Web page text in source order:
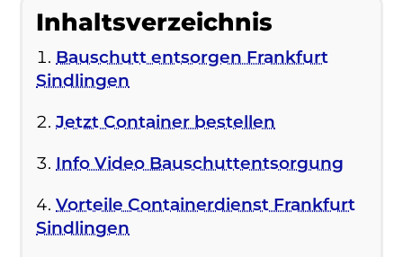
Inhaltsverzeichnis
Bauschutt entsorgen Frankfurt
Sindlingen
Jetzt Container bestellen
Info Video Bauschuttentsorgung
Vorteile Containerdienst Frankfurt
Sindlingen